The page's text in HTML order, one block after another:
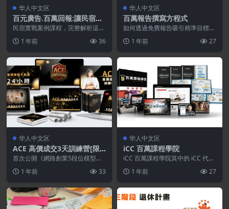
华人中文区
百元廣告.百萬回報:讓民宿預
訂爆滿的行銷策略
民宿實戰案例課程，完整解析這驚
源下载价格1200元...
1 年前 36
华人中文区
百萬報告撰寫方程式
如何透過免費報告吸引精準目標客
家），創造百萬起跳的...
1 年前 27
华人中文区
ACE 高價成交3天訓練營[限
时课程]
首次公開《網路創業5段位模型》
讓你知道自己現在在哪一層、接下
來該往哪走 才不會...
1 年前 33
华人中文区
iCC 百萬課程學院
iCC 百萬課程學院其中的 iCC 代表
I Create Course，自己創...
1 年前 27